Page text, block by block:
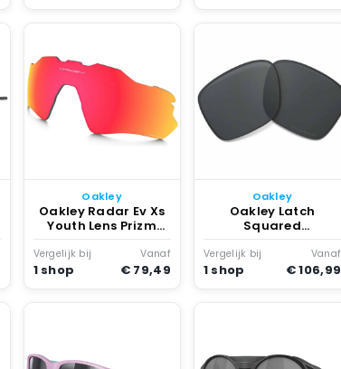
Oakley
Oakley Radar Ev Xs
Youth Lens Prizm
Path Ruby
Vergelijk bij
1 shop
Vanaf
€ 79,49
Oakley
Oakley Latch
Squared
Gepolariseerde Lens
Zwart
Vergelijk bij
1 shop
Vanaf
€ 106,99